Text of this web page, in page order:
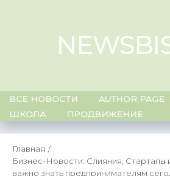
ВСЕ НОВОСТИ AUTHOR PAGE
ШКОЛА
ПРОДВИЖЕНИЕ
Главная
Бизнес-Новости: Слияния, Стартапы
важно знать предпринимателям